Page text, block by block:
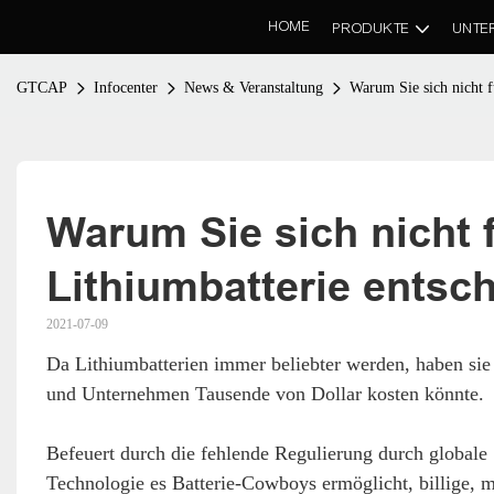
HOME PRODUKTE
GTCAP Infocenter News & Veranstaltung Warum Sie sich nicht
Warum Sie sich nicht
Lithiumbatterie
2021-07-09
Da Lithiumbatterien immer beliebter werden, haben
und Unternehmen Tausende von Dollar kosten könnte.
Befeuert durch die fehlende Regulierung durch
Technologie es Batterie-Cowboys ermöglicht, billige,